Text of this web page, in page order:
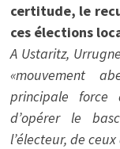
certitude, le
ces élections
A Ustaritz,
«mouvement
principale force
d’opérer le
l’électeur, de